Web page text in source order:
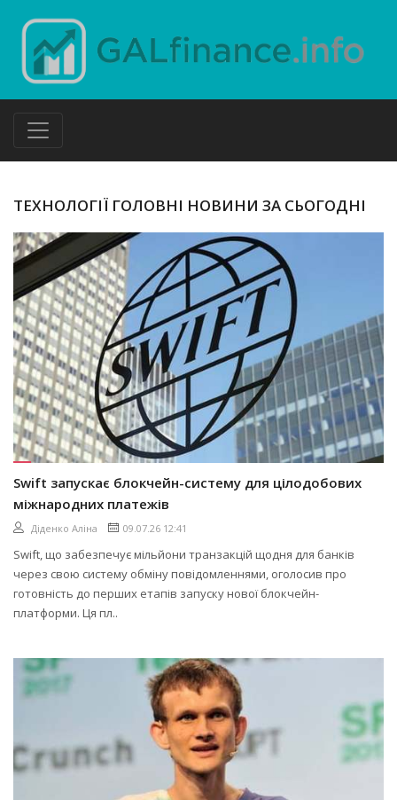
ТЕХНОЛОГІЇ ГОЛОВНІ НОВИНИ ЗА СЬОГОДНІ
Swift запускає блокчейн-систему для цілодобових
міжнародних платежів
Діденко Аліна 09.07.26 12:41
Swift, що забезпечує мільйони транзакцій щодня для банків
через свою систему обміну повідомленнями, оголосив про
готовність до перших етапів запуску нової блокчейн-
платформи. Ця пл..